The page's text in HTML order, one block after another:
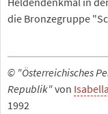
die Bronzegruppe
© "Österreichisches
Republik"von
1992